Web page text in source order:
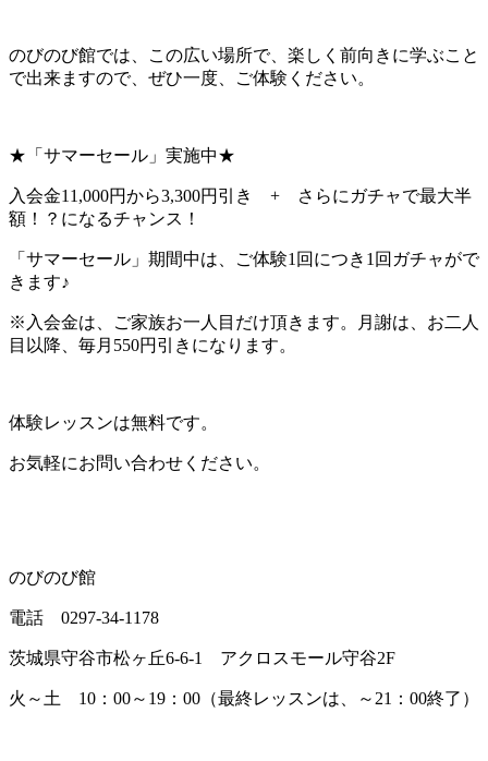
のびのび館では、この広い場所で、楽しく前向きに学ぶこと
で出来ますので、ぜひ一度、ご体験ください。
★「サマーセール」実施中★
入会金11,000円から3,300円引き + さらにガチャで最大半
額！？になるチャンス！
「サマーセール」期間中は、ご体験1回につき1回ガチャがで
きます♪
※入会金は、ご家族お一人目だけ頂きます。月謝は、お二人
目以降、毎月550円引きになります。
体験レッスンは無料です。
お気軽にお問い合わせください。
のびのび館
電話 0297-34-1178
茨城県守谷市松ヶ丘6-6-1 アクロスモール守谷2F
火～土 10：00～19：00（最終レッスンは、～21：00終了）